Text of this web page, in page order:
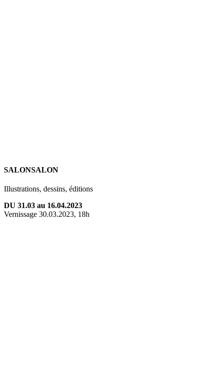
SALONSALON
Illustrations, dessins, éditions
DU 31.03 au 16.04.2023
Vernissage 30.03.2023, 18h